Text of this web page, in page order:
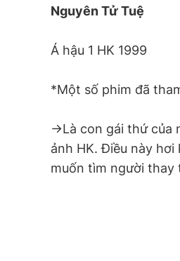
Nguyên Tử Tuệ
Á hậu 1 HK 1999
*Một số phim đã
->Là con gái thứ của
ảnh HK. Điều này
muốn tìm người thay